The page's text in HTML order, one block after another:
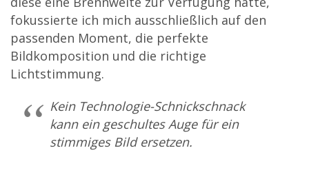
fokussierte ich mich ausschließlich auf den
passenden Moment, die perfekte
Bildkomposition und die richtige
Lichtstimmung.
Kein Technologie-Schnickschnack
kann ein geschultes Auge für ein
stimmiges Bild ersetzen.